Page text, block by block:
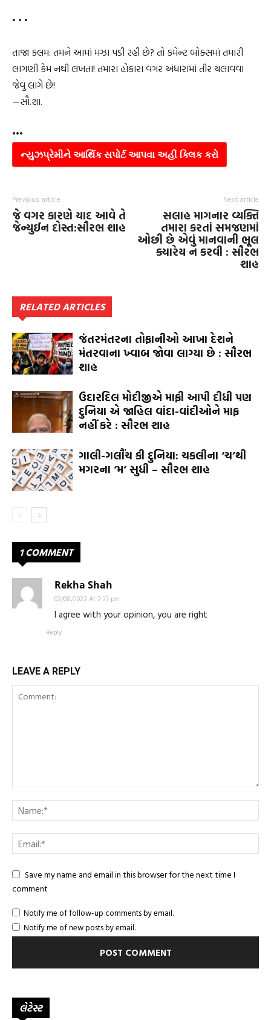
• • •
તાજા કલમ: તમને આમાં મઝા પડી રહી છે? તો કમેન્ટ બોક્સમાં તમારી
લાગણી કેમ નથી લખતા! તમારા હોંકારા વગર અંધારામાં તીર ચલાવવા
જેવું લાગે છે!
—સૌ.શા.
•••
ન્યુઝપ્રેમીને આર્થિક સપોર્ટ આપવા અહીં ક્લિક કરો
Previous article
જે વગર કારણે યાદ આવે તે
જેન્યુઈન દોસ્ત:સૌરભ શાહ
Next article
સલાહ માગનાર વ્યક્તિ
તમારા કરતાં સમજણમાં
ઓછી છે એવું માનવાની ભૂલ
ક્યારેય ન કરવી : સૌરભ
શાહ
RELATED ARTICLES
જંતરમંતરના તોફાનીઓ આખા દેશને
મંતરવાના ખ્વાબ જોવા લાગ્યા છે : સૌરભ
શાહ
ઉદારદિલ મોદીજીએ માફી આપી દીધી પણ
દુનિયા એ જાહિલ વાંદા-વાંદીઓને માફ
નહીં કરે : સૌરભ શાહ
ગાલી-ગલૌંચ કી દુનિયા: ચકલીના ‘ચ’થી
મગરના ‘મ’ સુધી – સૌરભ શાહ
1 COMMENT
Rekha Shah
02/08/2022 At 2:33 pm
I agree with your opinion, you are right
Reply
LEAVE A REPLY
Save my name and email in this browser for the next time I
comment
Notify me of follow-up comments by email.
Notify me of new posts by email.
લેટેસ્ટ